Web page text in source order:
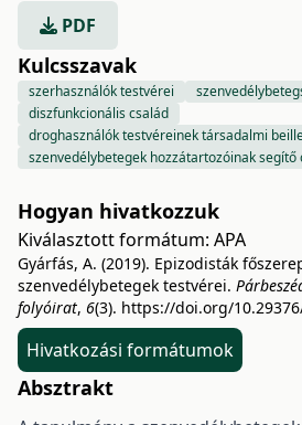
PDF
Kulcsszavak
szerhasználók testvérei
diszfunkcionális család
droghasználók testvéreinek társadalmi
szenvedélybetegek hozzátartozóinak segítő
Hogyan hivatkozzuk
Kiválasztott formátum: APA
Gyárfás, A. (2019). Epizodisták
szenvedélybetegek testvérei.
folyóirat, 6(3). https://doi.org/
Hivatkozási formátumok
Absztrakt